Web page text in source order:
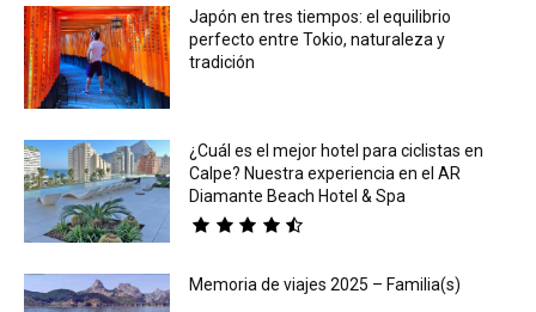
Japón en tres tiempos: el equilibrio
perfecto entre Tokio, naturaleza y
tradición
¿Cuál es el mejor hotel para ciclistas en
Calpe? Nuestra experiencia en el AR
Diamante Beach Hotel & Spa
Memoria de viajes 2025 – Familia(s)